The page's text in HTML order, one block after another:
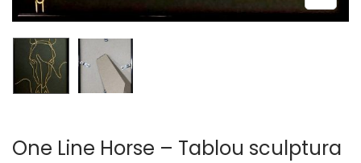
One Line Horse – Tablou sculptura